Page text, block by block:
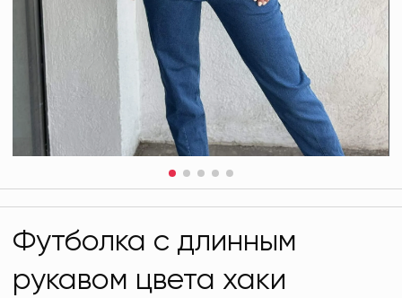
Футболка с длинным
рукавом цвета хаки